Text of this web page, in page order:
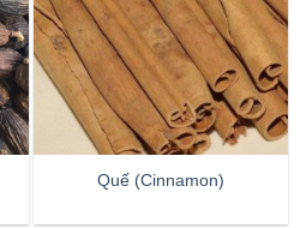
Quế (Cinnamon)